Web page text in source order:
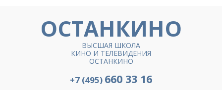
ОСТАНКИНО
ВЫСШАЯ ШКОЛА
КИНО И ТЕЛЕВИДЕНИЯ
ОСТАНКИНО
+7 (495) 660 33 16